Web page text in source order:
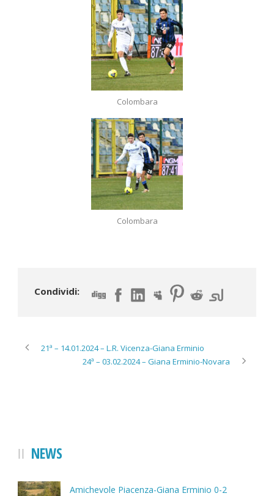
Colombara
Colombara
Condividi:
21ª – 14.01.2024 – L.R. Vicenza-Giana Erminio
24ª – 03.02.2024 – Giana Erminio-Novara
NEWS
Amichevole Piacenza-Giana Erminio 0-2